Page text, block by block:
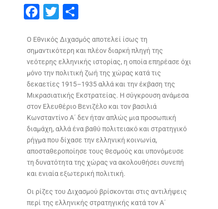
F
e
b
o
o
k
T
itt
er
S
ar
e
Ο Εθνικός Διχασμός αποτελεί ίσως τη
σημαντικότερη και πλέον διαρκή πληγή της
νεότερης ελληνικής ιστορίας, η οποία επηρέασε όχι
μόνο την πολιτική ζωή της χώρας κατά τις
δεκαετίες 1915–1935 αλλά και την έκβαση της
Μικρασιατικής Εκστρατείας. Η σύγκρουση ανάμεσα
στον Ελευθέριο Βενιζέλο και τον βασιλιά
Κωνσταντίνο Α΄ δεν ήταν απλώς μια προσωπική
διαμάχη, αλλά ένα βαθύ πολιτειακό και στρατηγικό
ρήγμα που δίχασε την ελληνική κοινωνία,
αποσταθεροποίησε τους θεσμούς και υπονόμευσε
τη δυνατότητα της χώρας να ακολουθήσει συνεπή
και ενιαία εξωτερική πολιτική.
Οι ρίζες του Διχασμού βρίσκονται στις αντιλήψεις
περί της ελληνικής στρατηγικής κατά τον Α΄